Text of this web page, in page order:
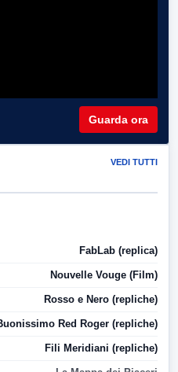
Guarda ora
VEDI TUTTI
FabLab (replica)
Nouvelle Vouge (Film)
Rosso e Nero (repliche)
Red Roger (repliche)
Fili Meridiani (repliche)